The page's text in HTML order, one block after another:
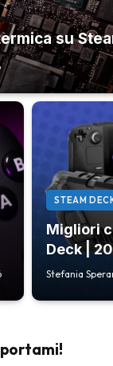
su
STEAM
Migliori
Deck |
Stefania